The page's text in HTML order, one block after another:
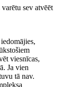
sev atvēēt
viesnīcas,
Ja vien
tā nav.